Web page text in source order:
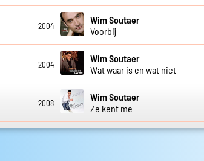
2004
Wim Soutaer
Voorbij
2004
Wim Soutaer
Wat waar is en wat niet
2008
Wim Soutaer
Ze kent me